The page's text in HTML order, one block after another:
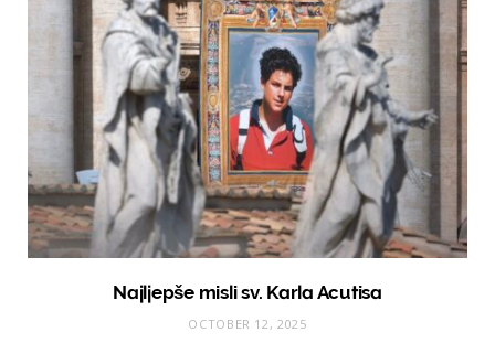
Najljepše misli sv. Karla Acutisa
OCTOBER 12, 2025